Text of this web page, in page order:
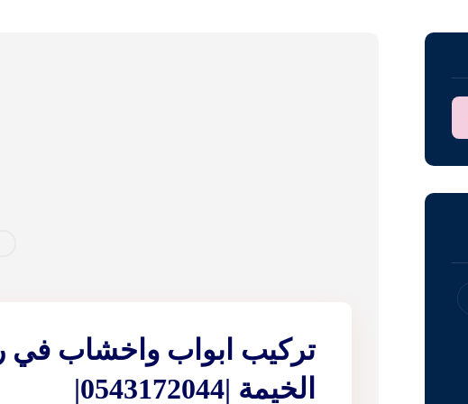
تركيب ابواب واخشاب
الخيمة |0543172044|